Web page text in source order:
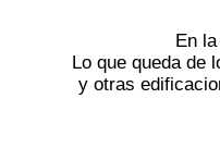
En
Lo que queda de
y otras